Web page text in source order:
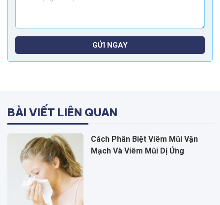
GỬI NGAY
BÀI VIẾT LIÊN QUAN
Cách Phân Biệt Viêm Mũi Vận
Mạch Và Viêm Mũi Dị Ứng